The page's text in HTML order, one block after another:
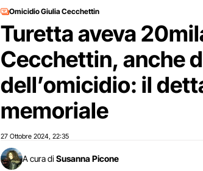
Omicidio Giulia Cecchettin
Turetta aveva
Cecchettin, anche
dell’omicidio: il
memoriale
27 Ottobre 2024 22:35
A cura di Susanna Picone